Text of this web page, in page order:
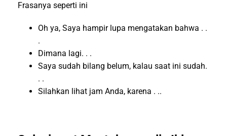
Frasanya seperti ini
Oh ya, Saya hampir lupa mengatakan bahwa . .
.
Dimana lagi. . .
Saya sudah bilang belum, kalau saat ini sudah.
. .
Silahkan lihat jam Anda, karena . ..